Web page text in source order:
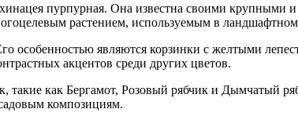
пурпурная. Она известна своими
растением, используемым в
особенностью являются корзинки с желтыми
акцентов среди других цветов.
такие как Бергамот, Розовый рябчик и Дымчатый
композициям.